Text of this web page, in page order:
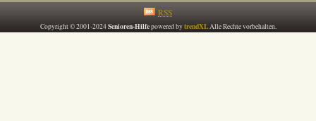
RSS
Copyright © 2001-2024Senioren-Hilfepowered bytrendXLAlle Rechte vorbehalten.